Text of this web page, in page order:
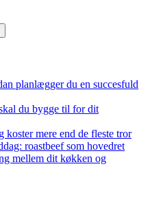
planlægger du en succesfuld
du bygge til for dit
koster mere end de fleste tror
roastbeef som hovedret
mellem dit køkken og